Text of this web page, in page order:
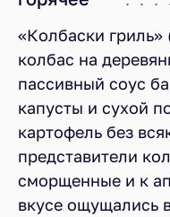
«Колбаски гриль»
колбас на
пассивный соус
капусты и сухой
картофель без
представители
сморщенные и к
вкусе ощущались